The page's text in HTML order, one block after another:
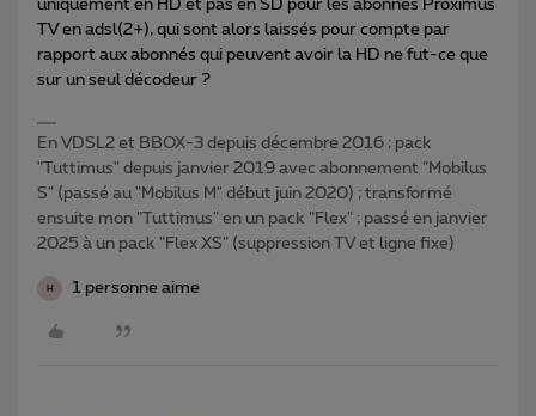
uniquement en HD et pas en SD pour les abonnés Proximus
TV en adsl(2+), qui sont alors laissés pour compte par
rapport aux abonnés qui peuvent avoir la HD ne fut-ce que
sur un seul décodeur ?
En VDSL2 et BBOX-3 depuis décembre 2016 ; pack
"Tuttimus" depuis janvier 2019 avec abonnement "Mobilus
S" (passé au "Mobilus M" début juin 2020) ; transformé
ensuite mon "Tuttimus" en un pack "Flex" ; passé en janvier
2025 à un pack "Flex XS" (suppression TV et ligne fixe)
H 1 personne aime